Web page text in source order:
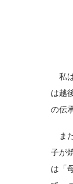
私
は越
の伝
ま
子が
は「